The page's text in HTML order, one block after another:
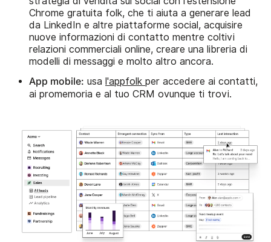
Chrome gratuita folk, che ti aiuta a generare lead
da LinkedIn e altre piattaforme social, acquisire
nuove informazioni di contatto mentre coltivi
relazioni commerciali online, creare una libreria di
modelli di messaggi e molto altro ancora.
App mobile: usa l'appfolk per accedere ai contatti,
ai promemoria e al tuo CRM ovunque ti trovi.